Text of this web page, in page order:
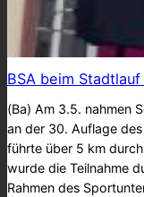
BSA beim
(Ba) Am 3.5. nahmen
an der 30. Auflage
führte über 5 km
wurde die Teilnahme
Rahmen des